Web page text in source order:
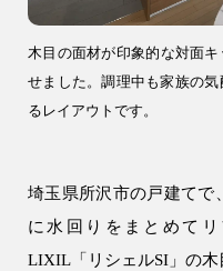
木目の面材が印象的な対面
せました。調理中も家族の
るレイアウトです。
埼玉県所沢市の戸建てで
に水回りをまとめて
LIXIL「リシェルSI」の木
お客様の声
建設事業
アパート建